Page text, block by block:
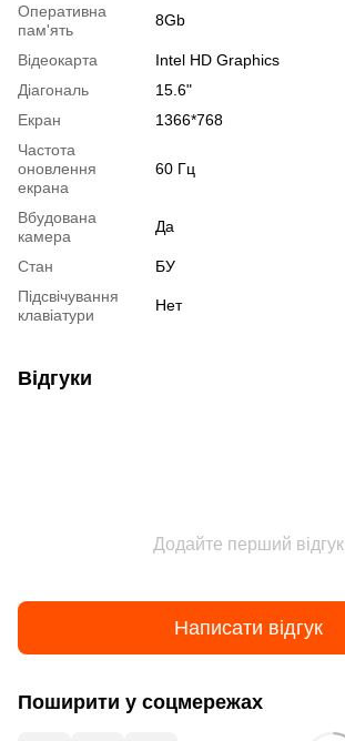
Оперативна
пам'ять
8Gb
Відеокарта
Intel HD Graphics
Діагональ
15.6"
Екран
1366*768
Частота
оновлення
екрана
60 Гц
Вбудована
камера
Да
Стан
БУ
Підсвічування
клавіатури
Нет
Відгуки
Додайте перший відгук
Написати відгук
Поширити у соцмережах